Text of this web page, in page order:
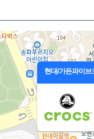
현대/가든파이브